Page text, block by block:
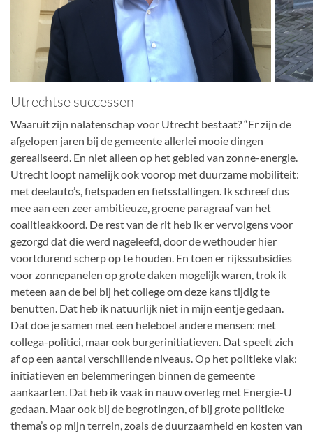
Utrechtse successen
Waaruit zijn nalatenschap voor Utrecht bestaat? “Er zijn de
afgelopen jaren bij de gemeente allerlei mooie dingen
gerealiseerd. En niet alleen op het gebied van zonne-energie.
Utrecht loopt namelijk ook voorop met duurzame mobiliteit:
met deelauto’s, fietspaden en fietsstallingen. Ik schreef dus
mee aan een zeer ambitieuze, groene paragraaf van het
coalitieakkoord. De rest van de rit heb ik er vervolgens voor
gezorgd dat die werd nageleefd, door de wethouder hier
voortdurend scherp op te houden. En toen er rijkssubsidies
voor zonnepanelen op grote daken mogelijk waren, trok ik
meteen aan de bel bij het college om deze kans tijdig te
benutten. Dat heb ik natuurlijk niet in mijn eentje gedaan.
Dat doe je samen met een heleboel andere mensen: met
collega-politici, maar ook burgerinitiatieven. Dat speelt zich
af op een aantal verschillende niveaus. Op het politieke vlak:
initiatieven en belemmeringen binnen de gemeente
aankaarten. Dat heb ik vaak in nauw overleg met Energie-U
gedaan. Maar ook bij de begrotingen, of bij grote politieke
thema’s op mijn terrein, zoals de duurzaamheid en kosten van